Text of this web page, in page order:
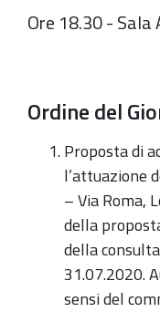
Ore 18.30 - Sala
Ordine del
Proposta di
l’attuazione
– Via Roma,
della
della
31.07.2020.
sensi del